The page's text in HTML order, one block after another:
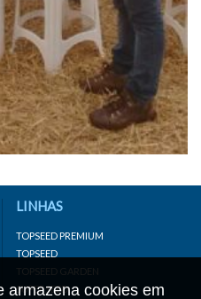
armazena cookies em
LINHAS
TOPSEED PREMIUM
TOPSEED
TOPSEED GARDEN
SUPERSEED